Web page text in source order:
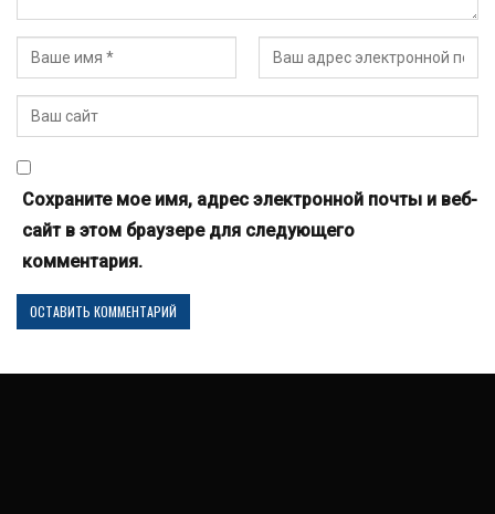
Сохраните мое имя, адрес электронной почты и веб-
сайт в этом браузере для следующего
комментария.